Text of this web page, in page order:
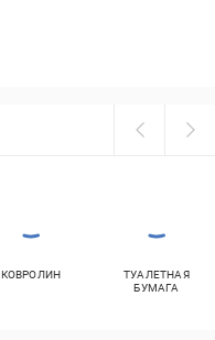
КОВРОЛИН
ТУАЛЕТНАЯ
БУМАГА